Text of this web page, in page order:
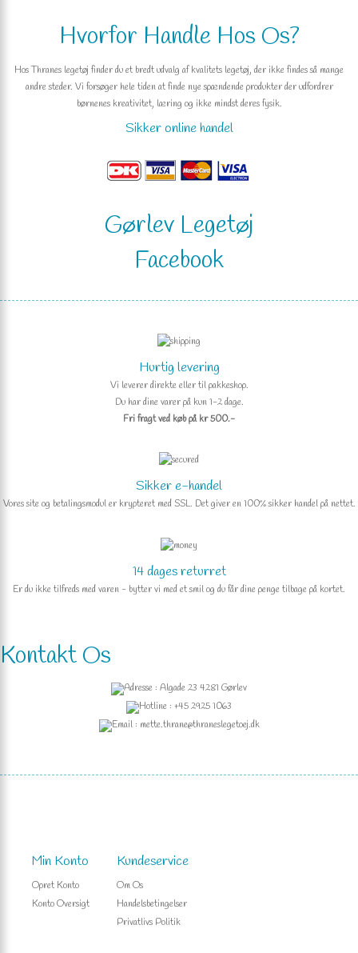
Hvorfor Handle Hos Os?
Hos Thranes legetøj finder du et bredt udvalg af kvalitets legetøj, der ikke findes så mange
andre steder. Vi forsøger hele tiden at finde nye spændende produkter der udfordrer
børnenes kreativitet, læring og ikke mindst deres fysik.
Sikker online handel
Gørlev Legetøj
Facebook
Hurtig levering
Vi leverer direkte eller til pakkeshop.
Du har dine varer på kun 1-2 dage.
Fri fragt ved køb på kr 500.-
Sikker e-handel
Vores site og betalingsmodul er krypteret med SSL. Det giver en 100% sikker handel på nettet.
14 dages returret
Er du ikke tilfreds med varen - bytter vi med et smil og du får dine penge tilbage på kortet.
Kontakt Os
Adresse : Algade 23 4281 Gørlev
Hotline : +45 2925 1063
Email : mette.thrane@thraneslegetoej.dk
Min Konto
Opret Konto
Konto Oversigt
Kundeservice
Om Os
Handelsbetingelser
Privatlivs Politik